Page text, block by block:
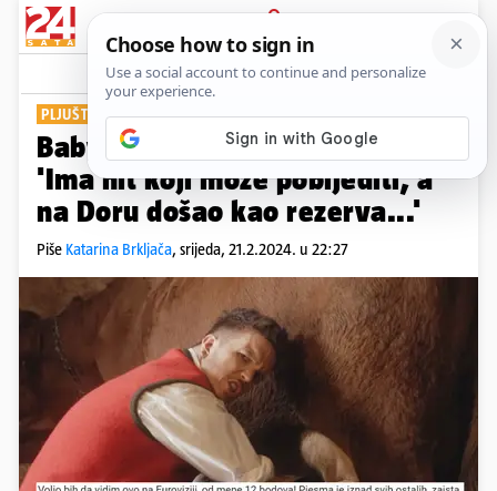
PRIJAVA
Show Komentari
PLJUŠTE KOMPLIMENTI
Baby Lasagna apsolutni favorit!
'Ima hit koji može pobijediti, a
na Doru došao kao rezerva...'
Piše Katarina Brkljača, srijeda, 21.2.2024. u 22:27